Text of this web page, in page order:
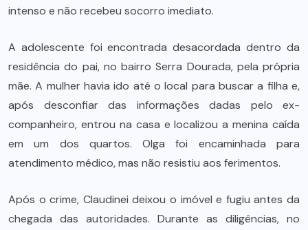
intenso e não recebeu socorro imediato.
A adolescente foi encontrada desacordada dentro da
residência do pai, no bairro Serra Dourada, pela própria
mãe. A mulher havia ido até o local para buscar a filha e,
após desconfiar das informações dadas pelo ex-
companheiro, entrou na casa e localizou a menina caída
em um dos quartos. Olga foi encaminhada para
atendimento médico, mas não resistiu aos ferimentos.
Após o crime, Claudinei deixou o imóvel e fugiu antes da
chegada das autoridades. Durante as diligências, no